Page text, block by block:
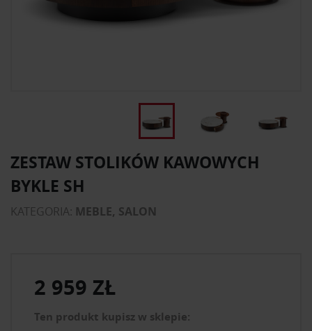
ZESTAW STOLIKÓW KAWOWYCH
BYKLE SH
KATEGORIA: MEBLE, SALON
2 959 ZŁ
Ten produkt kupisz w sklepie: